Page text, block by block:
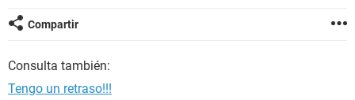
Compartir
Consulta también:
Tengo un retraso!!!